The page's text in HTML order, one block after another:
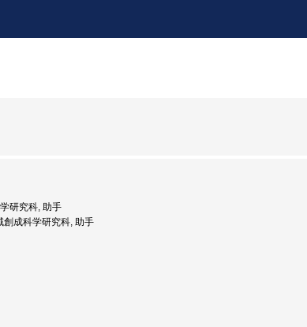
研究科, 助手
成科学研究科, 助手